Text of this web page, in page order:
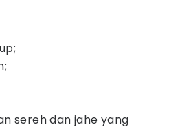
sereh dan jahe yang